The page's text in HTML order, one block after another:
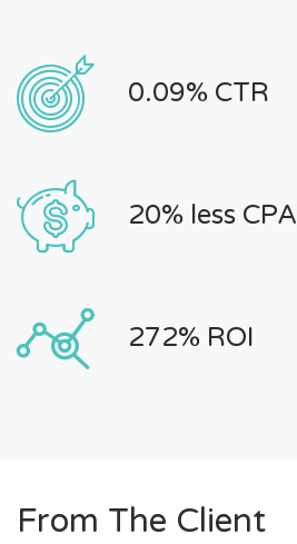
0.09% CTR
20% less CPA
272% ROI
From The Client